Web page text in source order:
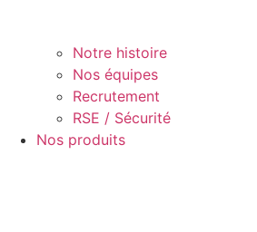
Notre histoire
Nos équipes
Recrutement
RSE / Sécurité
Nos produits